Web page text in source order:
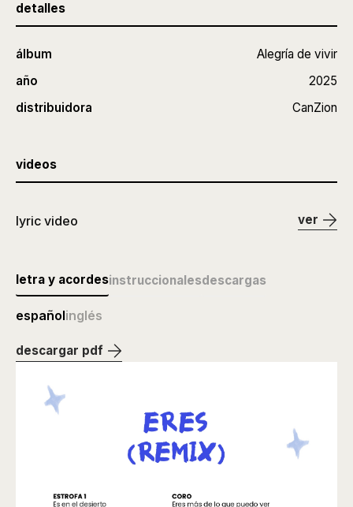
detalles
álbum
Alegría de vivir
año
2025
distribuidora
CanZion
videos
lyric video ver
letra y acordesinstruccionalesdescargas
españolinglés
descargar pdf